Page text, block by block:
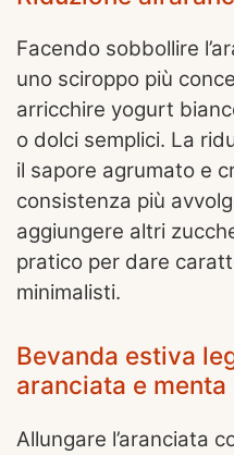
Facendo sobbollire
uno sciroppo più
arricchire yogurt
o dolci semplici. La
il sapore agrumato e
consistenza più
aggiungere altri
pratico per dare
minimalisti.
Bevanda estiva
aranciata e menta
Allungare l’aranciata